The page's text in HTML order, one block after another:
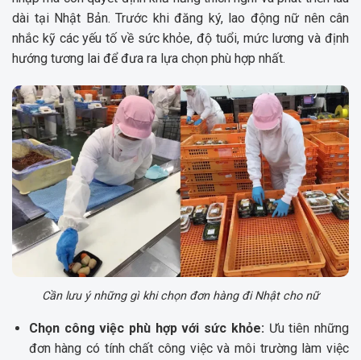
dài tại Nhật Bản. Trước khi đăng ký, lao động nữ nên cân
nhắc kỹ các yếu tố về sức khỏe, độ tuổi, mức lương và định
hướng tương lai để đưa ra lựa chọn phù hợp nhất.
Cần lưu ý những gì khi chọn đơn hàng đi Nhật cho nữ
Chọn công việc phù hợp với sức khỏe: Ưu tiên những
đơn hàng có tính chất công việc và môi trường làm việc